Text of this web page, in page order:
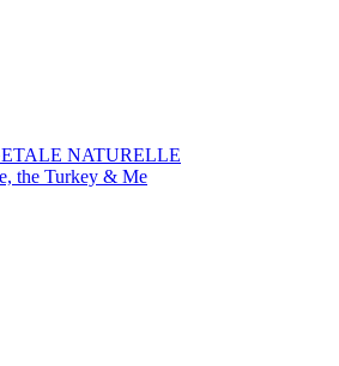
NATURELLE
the Turkey & Me